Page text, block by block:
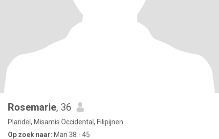
Rosemarie, 36
Plaridel, Misamis Occidental, Filipijnen
Op zoek naar: Man 38 - 45